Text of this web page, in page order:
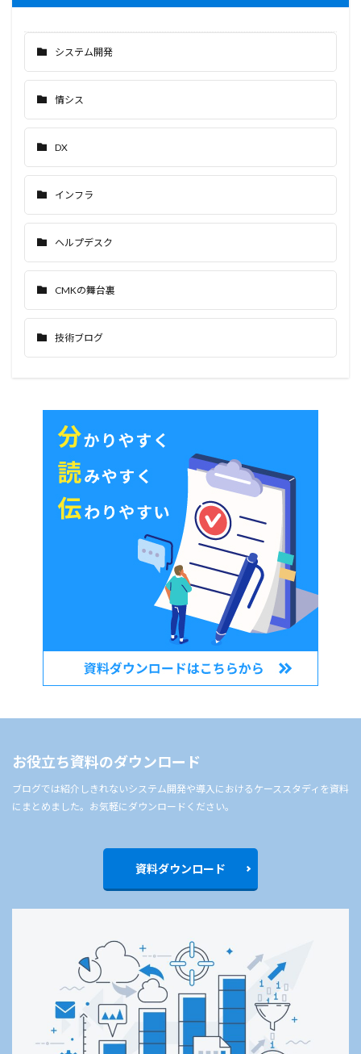
システム開発
情シス
DX
インフラ
ヘルプデスク
CMKの舞台裏
技術ブログ
お役立ち資料のダウンロード
ブログでは紹介しきれないシステム開発や導入におけるケーススタディを資料
にまとめました。お気軽にダウンロードください。
資料ダウンロード